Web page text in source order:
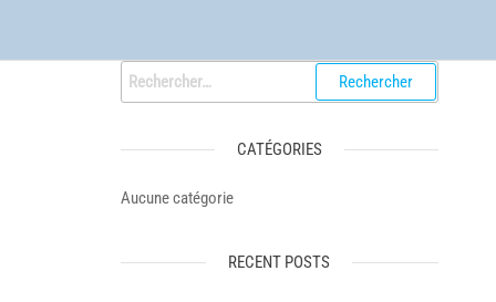
Rechercher :
CATÉGORIES
Aucune catégorie
RECENT POSTS